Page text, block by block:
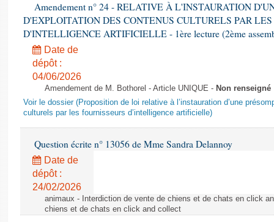
Amendement n° 24 - RELATIVE À L'INSTAURATION
D'EXPLOITATION DES CONTENUS CULTURELS PAR LES
D'INTELLIGENCE ARTIFICIELLE - 1ère lecture (2ème
Date de
dépôt :
04/06/2026
Amendement de M. Bothorel - Article UNIQUE - Non renseigné
Voir le dossier (Proposition de loi relative à l’instauration d’une
culturels par les fournisseurs d’intelligence artificielle)
Question écrite n° 13056 de Mme Sandra Delannoy
Date de
dépôt :
24/02/2026
animaux - Interdiction de vente de chiens et de chats en click
chiens et de chats en click and collect